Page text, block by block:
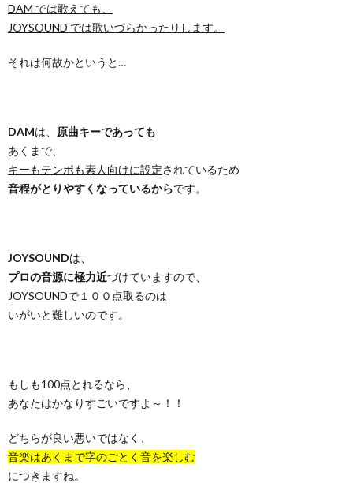
DAM では歌えても、
JOYSOUND では歌いづらかったりします。
それは何故かというと…
DAMは、 原曲キーであっても
あくまで、
キーもテンポも素人向けに設定されているため
音程がとりやすくなっているからです。
JOYSOUNDは、
プロの音源に極力近づけていますので、
JOYSOUNDで１００点取るのは
いがいと難しいのです。
もしも100点とれるなら、
あなたはかなりすごいですよ～！！
どちらが良い悪いではなく、
音楽はあくまで字のごとく音を楽しむ
につきますね。